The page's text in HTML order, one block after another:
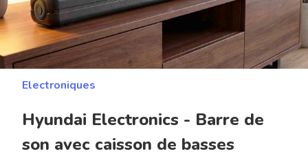
Electroniques
Hyundai Electronics - Barre de
son avec caisson de basses